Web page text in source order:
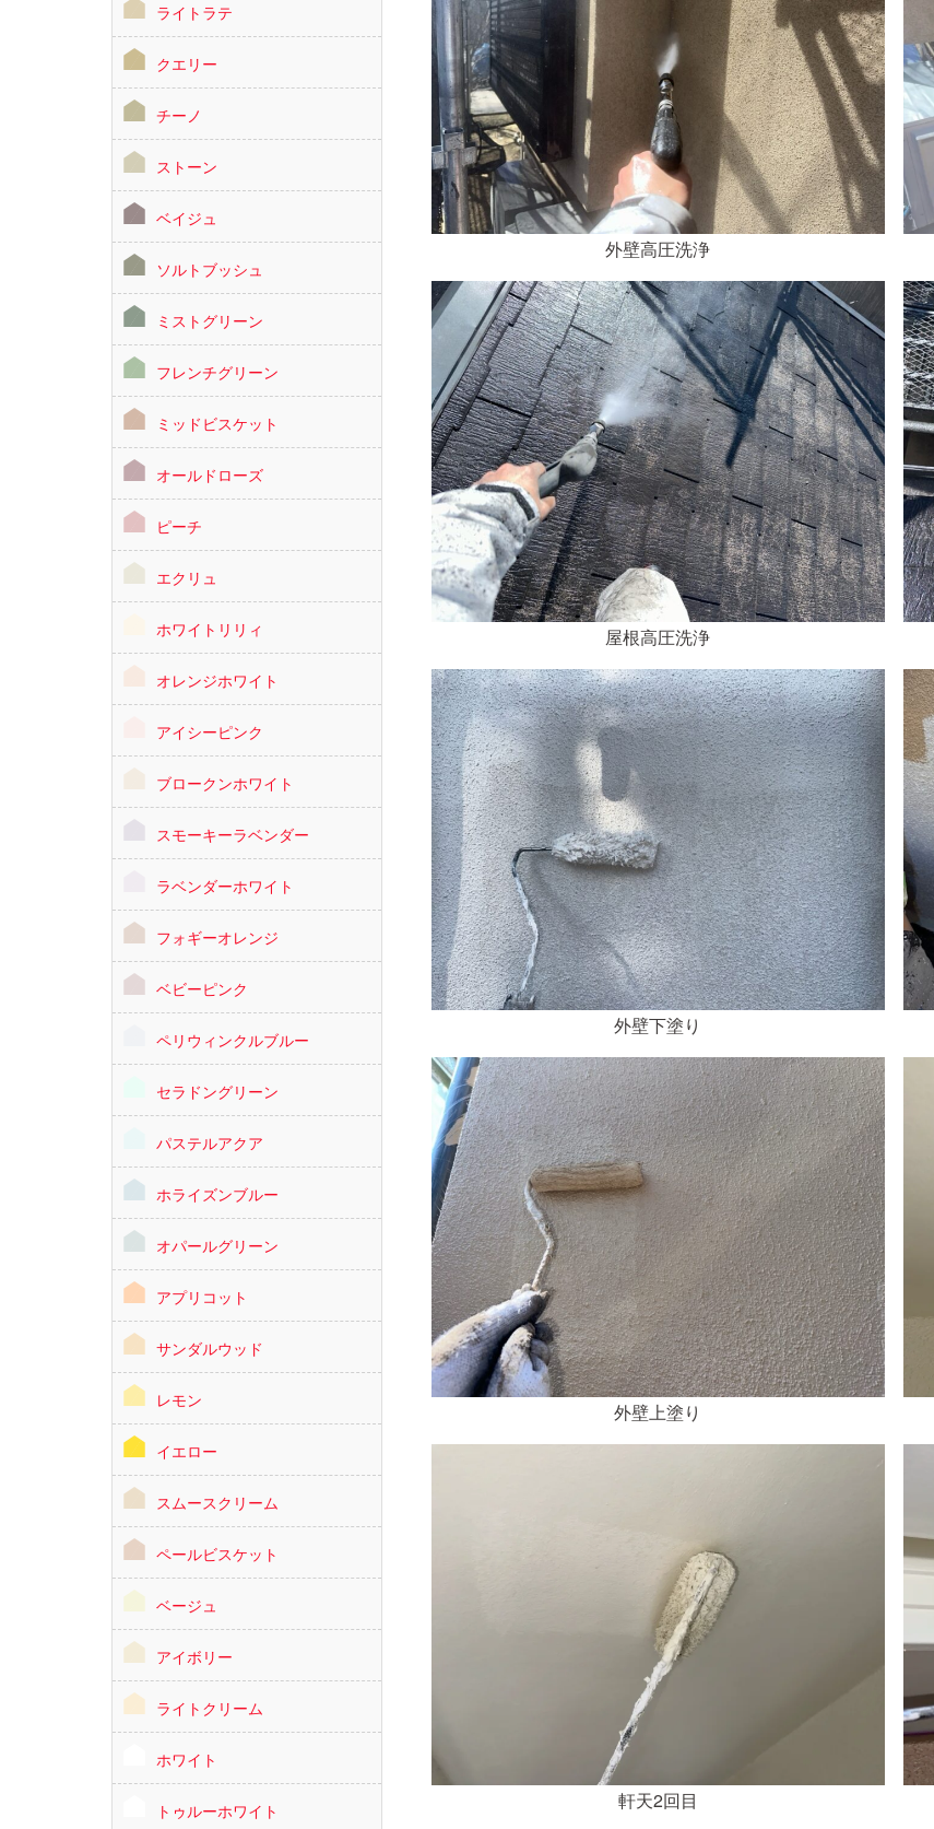
外壁高圧洗浄
屋根高圧洗浄
外壁下塗り
外壁上塗り
軒天2回目
ライトラテ
クエリー
チーノ
ストーン
ベイジュ
ソルトブッシュ
ミストグリーン
フレンチグリーン
ミッドビスケット
オールドローズ
ピーチ
エクリュ
ホワイトリリィ
オレンジホワイト
アイシーピンク
ブロークンホワイト
スモーキーラベンダー
ラベンダーホワイト
フォギーオレンジ
ベビーピンク
ペリウィンクルブルー
セラドングリーン
パステルアクア
ホライズンブルー
オパールグリーン
アプリコット
サンダルウッド
レモン
イエロー
スムースクリーム
ペールビスケット
ベージュ
アイボリー
ライトクリーム
ホワイト
トゥルーホワイト